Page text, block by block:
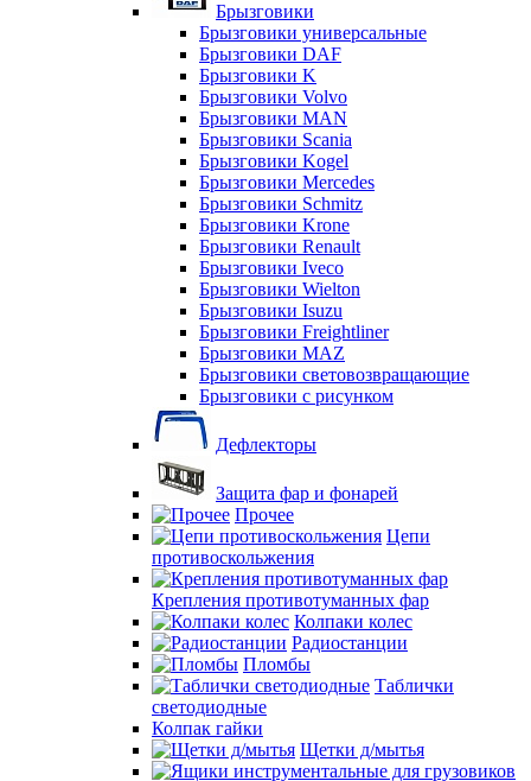
Брызговики
Брызговики универсальные
Брызговики DAF
Брызговики K
Брызговики Volvo
Брызговики MAN
Брызговики Scania
Брызговики Kogel
Брызговики Mercedes
Брызговики Schmitz
Брызговики Krone
Брызговики Renault
Брызговики Iveco
Брызговики Wielton
Брызговики Isuzu
Брызговики Freightliner
Брызговики MAZ
Брызговики световозвращающие
Брызговики с рисунком
Дефлекторы
Защита фар и фонарей
Прочее
Цепи
противоскольжения
Крепления противотуманных фар
Колпаки колес
Радиостанции
Пломбы
Таблички
светодиодные
Колпак гайки
Щетки д/мытья